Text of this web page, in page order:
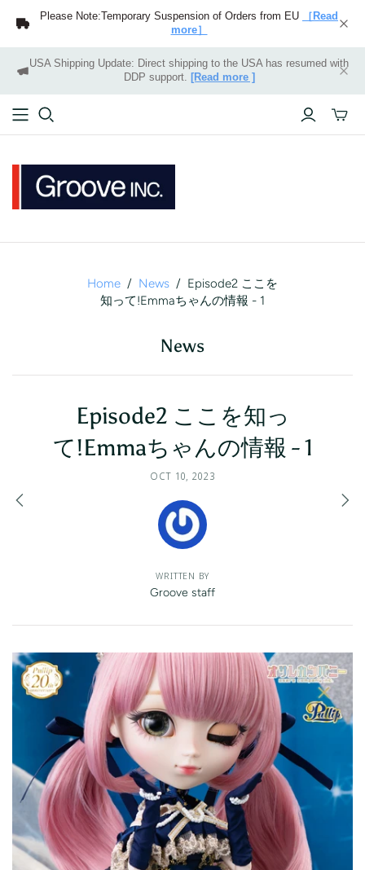
Please Note:Temporary Suspension of Orders from EU
［Read
more］
USA Shipping Update: Direct shipping to the USA has resumed with
DDP support. [Read more ]
Toggle
mini
Home / News / Episode2 ここを
知って!Emmaちゃんの情報 - 1
News
Episode2 ここを知っ
て!Emmaちゃんの情報 - 1
OCT 10, 2023
WRITTEN BY
Groove staff